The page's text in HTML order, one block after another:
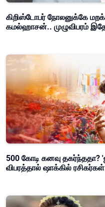
கிறிஸ்டோபர் நோலனுக்கே
கமல்ஹாசன்.. முழுவிபரம்
500 கோடி கனவு
விபரத்தால் ஷாக்கில்